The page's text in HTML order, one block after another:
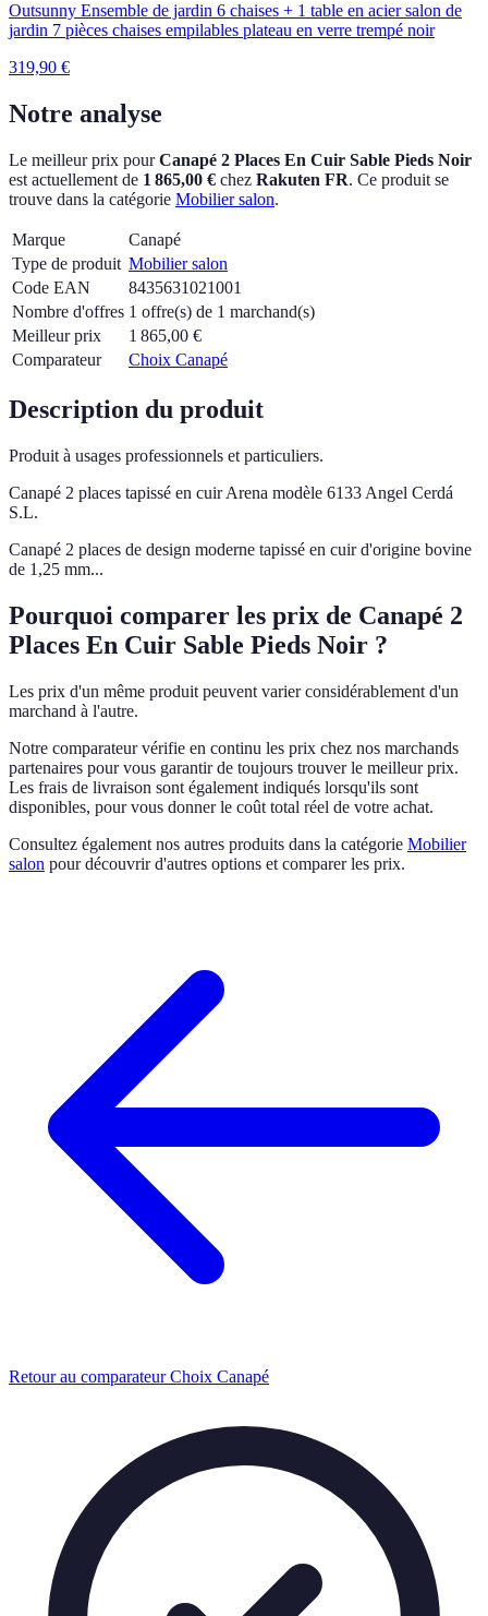
Outsunny Ensemble de jardin 6 chaises + 1 table en acier salon de
jardin 7 pièces chaises empilables plateau en verre trempé noir
319,90 €
Notre analyse
Le meilleur prix pourCanapé 2 Places En Cuir Sable Pieds Noir
est actuellement de 1 865,00 € chez Rakuten FR. Ce produit se
trouve dans la catégorie Mobilier salon.
Marque
Canapé
Type de produit Mobilier salon
Code EAN
8435631021001
Nombre d'offres 1 offre(s) de 1 marchand(s)
Meilleur prix
1 865,00 €
Comparateur
Choix Canapé
Description du produit
Produit à usages professionnels et particuliers.
Canapé 2 places tapissé en cuir Arena modèle 6133 Angel Cerdá
S.L.
Canapé 2 places de design moderne tapissé en cuir d'origine bovine
de 1,25 mm...
Pourquoi comparer les prix de Canapé 2
Places En Cuir Sable Pieds Noir ?
Les prix d'un même produit peuvent varier considérablement d'un
marchand à l'autre.
Notre comparateur vérifie en continu les prix chez nos marchands
partenaires pour vous garantir de toujours trouver le meilleur prix.
Les frais de livraison sont également indiqués lorsqu'ils sont
disponibles, pour vous donner le coût total réel de votre achat.
Consultez également nos autres produits dans la catégorie Mobilier
salon pour découvrir d'autres options et comparer les prix.
Retour au comparateur Choix Canapé